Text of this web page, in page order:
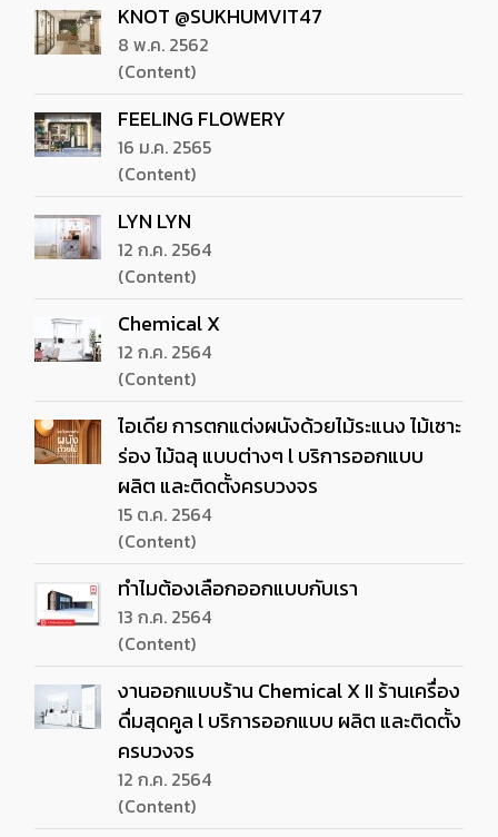
KNOT @SUKHUMVIT47
8 พ.ค. 2562
(Content)
FEELING FLOWERY
16 ม.ค. 2565
(Content)
LYN LYN
12 ก.ค. 2564
(Content)
Chemical X
12 ก.ค. 2564
(Content)
ไอเดีย การตกแต่งผนังด้วยไม้ระแนง ไม้เซาะ
ร่อง ไม้ฉลุ แบบต่างๆ l บริการออกแบบ
ผลิต และติดตั้งครบวงจร
15 ต.ค. 2564
(Content)
ทำไมต้องเลือกออกแบบกับเรา
13 ก.ค. 2564
(Content)
งานออกแบบร้าน Chemical X II ร้านเครื่อง
ดื่มสุดคูล l บริการออกแบบ ผลิต และติดตั้ง
ครบวงจร
12 ก.ค. 2564
(Content)